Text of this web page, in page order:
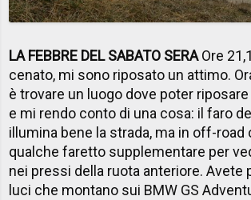
LA FEBBRE DEL SABATO SERAOre
cenato, mi sono riposato un attimo.
è trovare un luogo dove poter riposare
e mi rendo conto di una cosa: il faro
illumina bene la strada, ma in off-road
qualche faretto supplementare per
nei pressi della ruota anteriore. Avete
luci che montano sui BMW GS